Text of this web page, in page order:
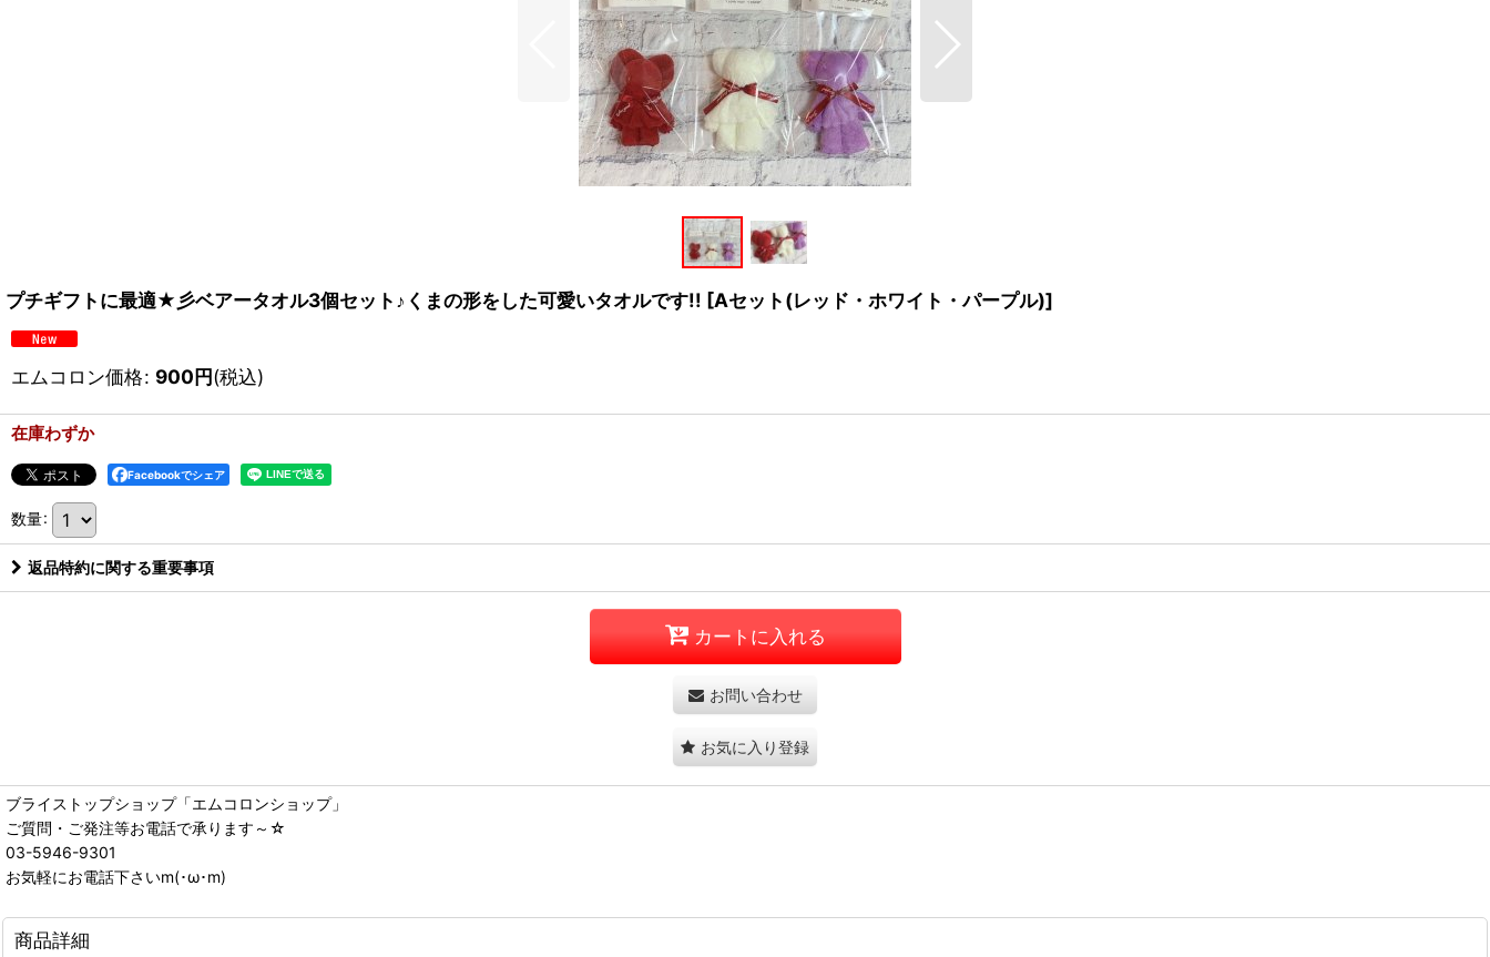
プチギフトに最適★彡ベアータオル3個セット♪くまの形をした可愛いタオルです!! [Aセット(レッド・ホワイト・パープル)]
エムコロン価格: 900円(税込)
在庫わずか
Facebookでシェア
数量:
返品特約に関する重要事項
カートに入れる
お問い合わせ
お気に入り登録
ブライストップショップ「エムコロンショップ」
ご質問・ご発注等お電話で承ります～☆
03-5946-9301
お気軽にお電話下さいm(･ω･m)
商品詳細